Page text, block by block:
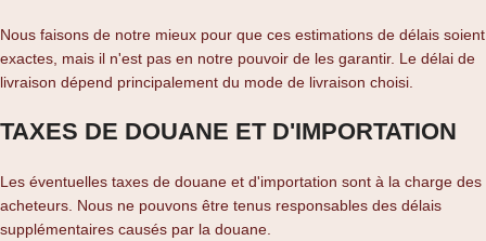
Nous faisons de notre mieux pour que ces estimations de délais soient
exactes, mais il n'est pas en notre pouvoir de les garantir. Le délai de
livraison dépend principalement du mode de livraison choisi.
TAXES DE DOUANE ET D'IMPORTATION
Les éventuelles taxes de douane et d'importation sont à la charge des
acheteurs. Nous ne pouvons être tenus responsables des délais
supplémentaires causés par la douane.